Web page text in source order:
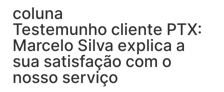
coluna
Testemunho cliente PTX:
Marcelo Silva explica a
sua satisfação com o
nosso serviço